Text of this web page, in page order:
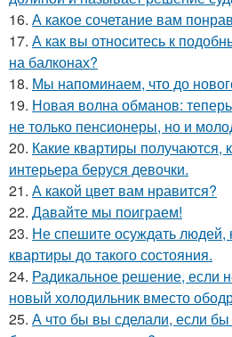
16. А какое сочетание вам
17. А как вы относитесь к
на балконах?
18. Мы напоминаем, что до
19. Новая волна обманов:
не только пенсионеры, но и
20. Какие квартиры получаются,
интерьера беруся девочки.
21. А какой цвет вам нравится?
22. Давайте мы поиграем!
23. Не спешите осуждать людей,
квартиры до такого состояния.
24. Радикальное решение, если
новый холодильник вместо
25. А что бы вы сделали, если бы